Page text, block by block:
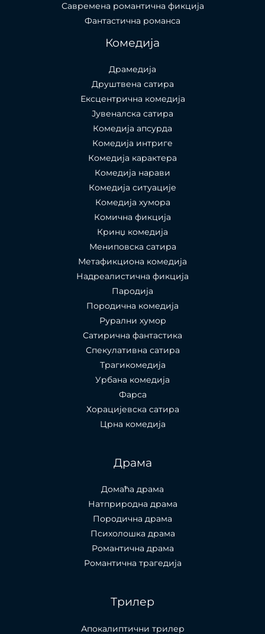
Савремена романтична фикција
Фантастична романса
Комедија
Драмедија
Друштвена сатира
Ексцентрична комедија
Јувеналска сатира
Комедија апсурда
Комедија интриге
Комедија карактера
Комедија нарави
Комедија ситуације
Комедија хумора
Комична фикција
Кринџ комедија
Мениповска сатира
Метафикциона комедија
Надреалистична фикција
Пародија
Породична комедија
Рурални хумор
Сатирична фантастика
Спекулативна сатира
Трагикомедија
Урбана комедија
Фарса
Хорацијевска сатира
Црна комедија
Драма
Домаћа драма
Натприродна драма
Породична драма
Психолошка драма
Романтична драма
Романтична трагедија
Трилер
Апокалиптични трилер